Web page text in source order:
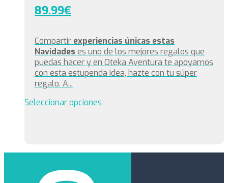
89.99€
Compartir experiencias únicas estas
Navidades es uno de los mejores regalos que
puedas hacer y en Oteka Aventura te apoyamos
con esta estupenda idea, hazte con tu súper
regalo. A...
Seleccionar opciones